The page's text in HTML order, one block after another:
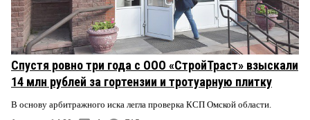
Спустя ровно три года с ООО «СтройТраст» взыскали
14 млн рублей за гортензии и тротуарную плитку
В основу арбитражного иска легла проверка КСП Омской области.